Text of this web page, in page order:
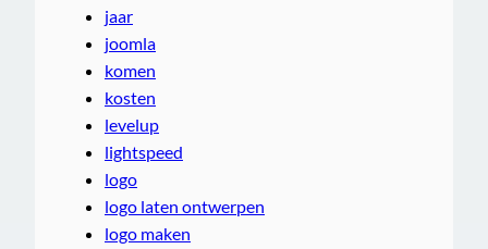
jaar
joomla
komen
kosten
levelup
lightspeed
logo
logo laten ontwerpen
logo maken